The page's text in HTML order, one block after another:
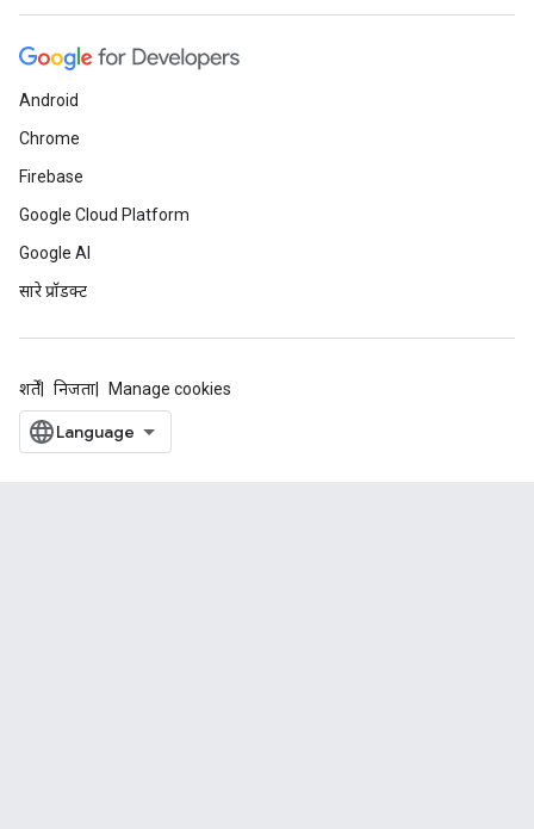
Android
Chrome
Firebase
Google Cloud Platform
Google AI
सारे प्रॉडक्ट
शर्तें निजता Manage cookies